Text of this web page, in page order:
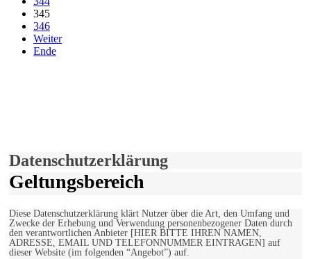
345
346
Weiter
Ende
Datenschutzerklärung
Geltungsbereich
Diese Datenschutzerklärung klärt Nutzer über die Art, den Umfang und
Zwecke der Erhebung und Verwendung personenbezogener Daten durch
den verantwortlichen Anbieter [HIER BITTE IHREN NAMEN,
ADRESSE, EMAIL UND TELEFONNUMMER EINTRAGEN] auf
dieser Website (im folgenden “Angebot”) auf.